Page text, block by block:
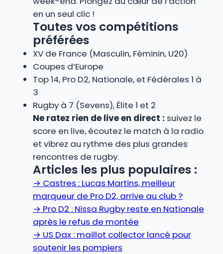
en un seul clic !
Toutes vos compétitions
préférées
XV de France (Masculin, Féminin, U20)
Coupes d’Europe
Top 14, Pro D2, Nationale, et Fédérales 1 à
3
Rugby à 7 (Sevens), Élite 1 et 2
Ne ratez rien de live en direct : suivez le
score en live, écoutez le match à la radio
et vibrez au rythme des plus grandes
rencontres de rugby.
Articles les plus populaires :
→ Castres : Lucas Martins, meilleur
marqueur de Pro D2, arrive au club ?
→ Pro D2 : Nissa Rugby reste en Nationale
après le refus de montée
→ US Dax : maillot collector lancé pour
soutenir les pompiers